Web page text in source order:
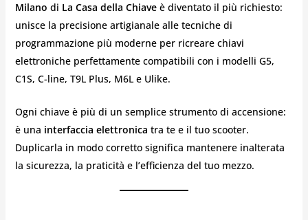
Milano di La Casa della Chiaveè diventato il più richiesto:
unisce la precisione artigianale alle tecniche di
programmazione più moderne per ricreare chiavi
elettroniche perfettamente compatibili con i modelli G5,
C1S, C-line, T9L Plus, M6L e Ulike.
Ogni chiave è più di un semplice strumento di accensione:
è una interfaccia elettronica tra te e il tuo scooter.
Duplicarla in modo corretto significa mantenere inalterata
la sicurezza, la praticità e l’efficienza del tuo mezzo.